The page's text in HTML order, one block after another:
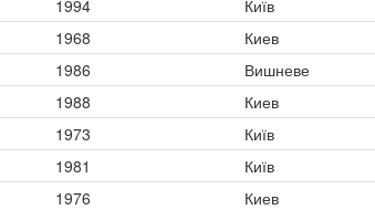
1994
Київ
1968
Киев
1986 Вишневе
1988
Киев
1973 Київ
1981
Київ
1976 Киев